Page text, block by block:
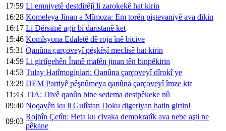
17:59 Li emniyetê destdirêjî li zarokekê hat kirin
16:28 Komeleya Jinan a Mîmoza: Em torên piştevaniyê ava dikin
16:17 Li Dêrsimê agir bi daristanê ket
15:46 Komîsyona Edaletê dê roja înê bicive
15:31 Qanûna çarçoveyî pêşkêşî meclisê hat kirin
14:59 Li girtîgehên Îranê mafên jinan tên binpêkirin
14:53 Tulay Hatîmoglulari: Qanûna çarçoveyî dîrokî ye
13:29 DEM Partiyê pêşnûmeya qanûna çarçoveyî îmze kir
11:43 TJA: Divê qanûn bibe sedema destpêkeke nû
09:40 Noqavên ku li Gulîstan Doku digeriyan hatin girtin!
09:03
Rojbîn Çetîn: Heta ku civaka demokratîk ava nebe aşti ne
pêkane